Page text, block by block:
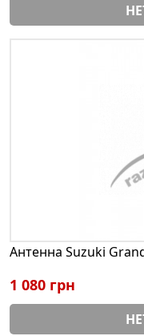
Антенна Suzuki
1 080 грн